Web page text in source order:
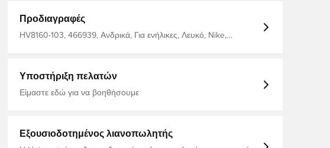
Προδιαγραφές
HV8160-103, 466939, Ανδρικά, Για ενήλικες, Λευκό, Nike,
Υποστήριξη πελατών
Είμαστε εδώ για να βοηθήσουμε
Εξουσιοδοτημένος λιανοπωλητής